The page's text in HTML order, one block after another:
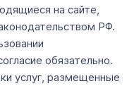
на сайте,
РФ.
обязательно.
услуг, размещенные